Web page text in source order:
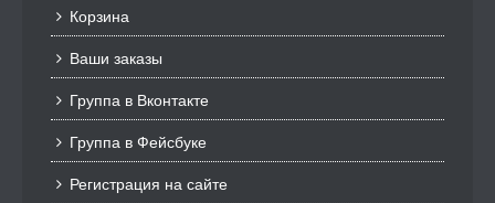
Корзина
Ваши заказы
Группа в Вконтакте
Группа в Фейсбуке
Регистрация на сайте